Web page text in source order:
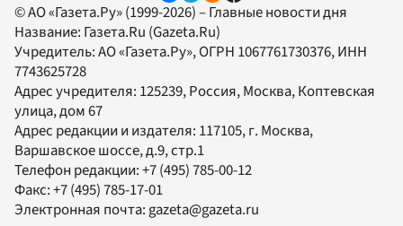
© АО «Газета.Ру» (1999-2026) – Главные новости дня
Название: Газета.Ru (Gazeta.Ru)
Учредитель:АО «Газета.Ру», ОГРН 1067761730376, ИНН
7743625728
Адрес учредителя: 125239, Россия, Москва, Коптевская
улица, дом 67
Адрес редакции и издателя: 117105, г. Москва,
Варшавское шоссе, д.9, стр.1
Телефон редакции:+7 (495) 785-00-12
Факс:+7 (495) 785-17-01
Электронная почта: gazeta@gazeta.ru